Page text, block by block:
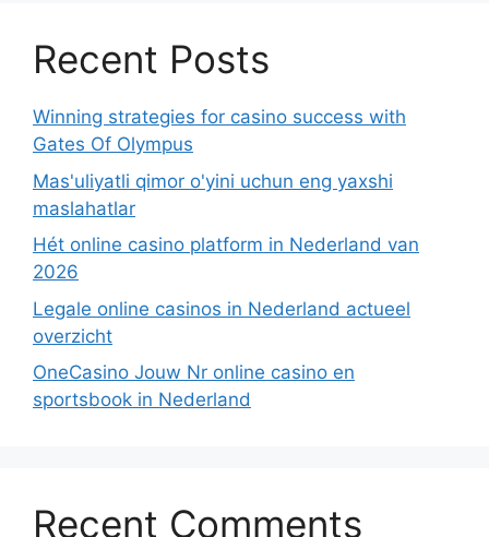
Recent Posts
Winning strategies for casino success with
Gates Of Olympus
Mas'uliyatli qimor o'yini uchun eng yaxshi
maslahatlar
Hét online casino platform in Nederland van
2026
Legale online casinos in Nederland actueel
overzicht
OneCasino Jouw Nr online casino en
sportsbook in Nederland
Recent Comments